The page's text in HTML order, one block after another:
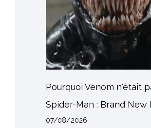
Pourquoi Venom n'était
Spider-Man : Brand New
07/08/2026